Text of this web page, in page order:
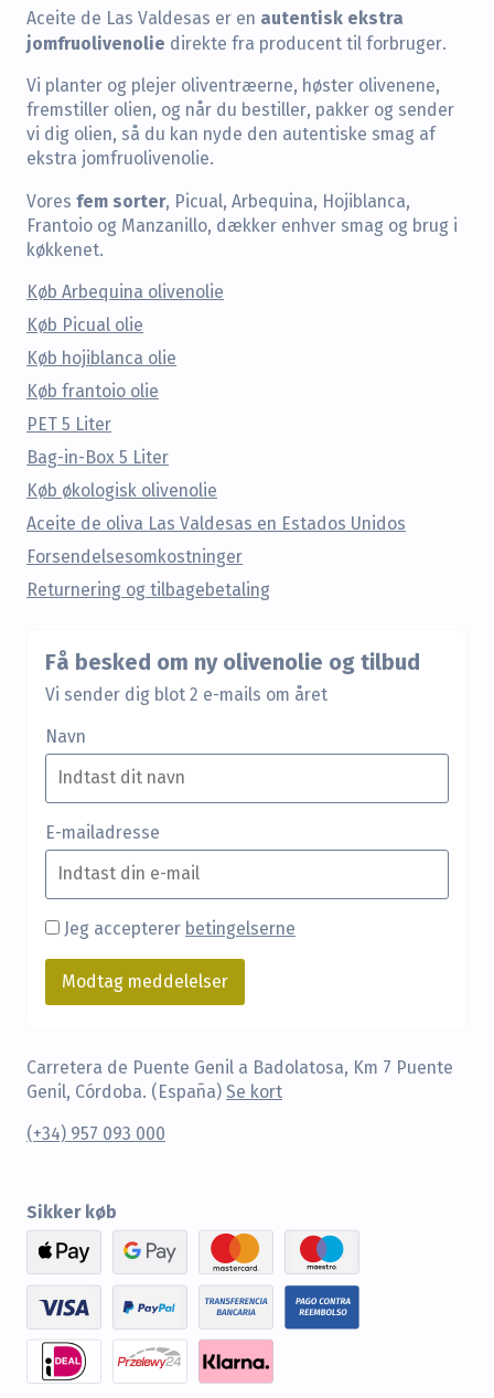
Aceite de Las Valdesas er en autentisk ekstra
jomfruolivenolie direkte fra producent til forbruger.
Vi planter og plejer oliventræerne, høster olivenene,
fremstiller olien, og når du bestiller, pakker og sender
vi dig olien, så du kan nyde den autentiske smag af
ekstra jomfruolivenolie.
Vores fem sorter, Picual, Arbequina, Hojiblanca,
Frantoio og Manzanillo, dækker enhver smag og brug i
køkkenet.
Køb Arbequina olivenolie
Køb Picual olie
Køb hojiblanca olie
Køb frantoio olie
PET 5 Liter
Bag-in-Box 5 Liter
Køb økologisk olivenolie
Aceite de oliva Las Valdesas en Estados Unidos
Forsendelsesomkostninger
Returnering og tilbagebetaling
Få besked om ny olivenolie og tilbud
Vi sender dig blot 2 e-mails om året
Navn
E-mailadresse
Jeg accepterer betingelserne
Carretera de Puente Genil a Badolatosa, Km 7 Puente
Genil, Córdoba. (España)Se kort
(+34) 957 093 000
Sikker køb